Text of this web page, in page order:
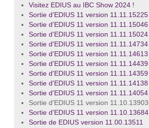
Visitez EDIUS au IBC Show 2024 !
Sortie d'EDIUS 11 version 11.11.15225
Sortie d'EDIUS 11 version 11.11.15046
Sortie d'EDIUS 11 version 11.11.15024
Sortie d'EDIUS 11 version 11.11.14734
Sortie d'EDIUS 11 version 11.11.14613
Sortie d'EDIUS 11 version 11.11.14439
Sortie d'EDIUS 11 version 11.11.14359
Sortie d'EDIUS 11 version 11.11.14138
Sortie d'EDIUS 11 version 11.11.14054
Sortie d'EDIUS 11 version 11.10.13903
Sortie d'EDIUS 11 version 11.10.13684
Sortie de EDIUS version 11.00.13511